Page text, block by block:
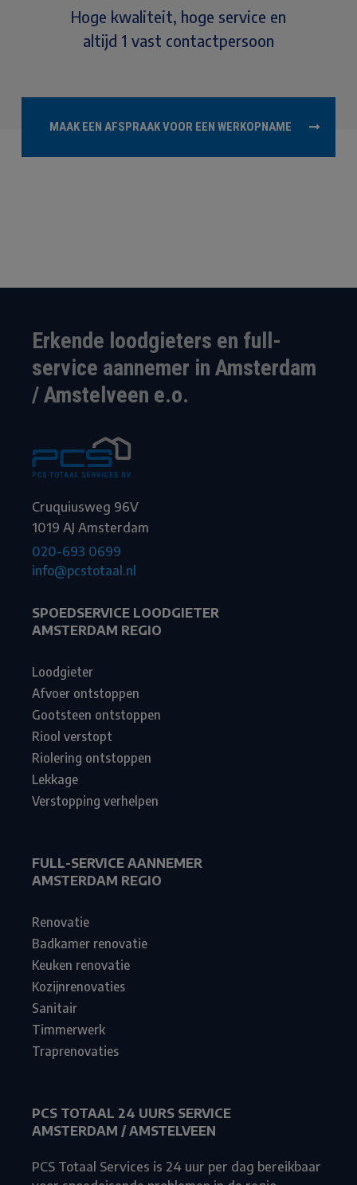
Hoge kwaliteit, hoge service en
altijd 1 vast contactpersoon
MAAK EEN AFSPRAAK VOOR EEN WERKOPNAME
Erkende loodgieters en full-
service aannemer in Amsterdam
/ Amstelveen e.o.
Cruquiusweg 96V
1019 AJ Amsterdam
020-693 0699
info@pcstotaal.nl
SPOEDSERVICE LOODGIETER
AMSTERDAM REGIO
Loodgieter
Afvoer ontstoppen
Gootsteen ontstoppen
Riool verstopt
Riolering ontstoppen
Lekkage
Verstopping verhelpen
FULL-SERVICE AANNEMER
AMSTERDAM REGIO
Renovatie
Badkamer renovatie
Keuken renovatie
Kozijnrenovaties
Sanitair
Timmerwerk
Traprenovaties
PCS TOTAAL 24 UURS SERVICE
AMSTERDAM / AMSTELVEEN
PCS Totaal Services is 24 uur per dag bereikbaar